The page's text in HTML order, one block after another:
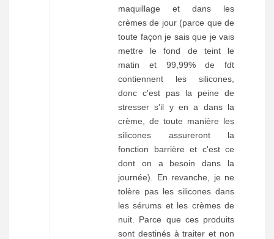
maquillage et dans les
crèmes de jour (parce que de
toute façon je sais que je vais
mettre le fond de teint le
matin et 99,99% de fdt
contiennent les silicones,
donc c'est pas la peine de
stresser s'il y en a dans la
crème, de toute manière les
silicones assureront la
fonction barrière et c'est ce
dont on a besoin dans la
journée). En revanche, je ne
tolère pas les silicones dans
les sérums et les crèmes de
nuit. Parce que ces produits
sont destinés à traiter et non